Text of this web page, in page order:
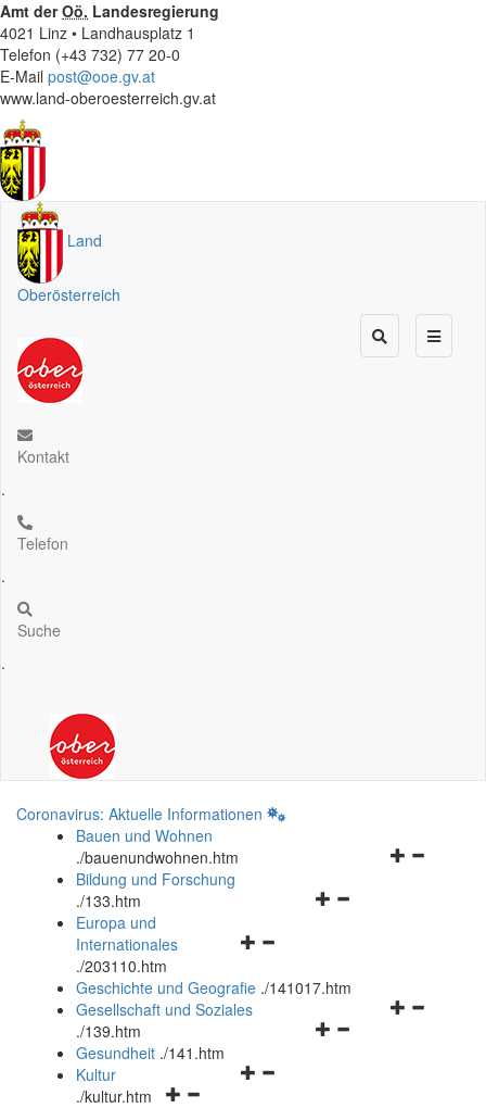
Amt derOö. Landesregierung
4021 Linz • Landhausplatz 1
Telefon (+43 732) 77 20-0
E-Mail post@ooe.gv.at
www.land-oberoesterreich.gv.at
Land
Oberösterreich
Kontakt
.
Telefon
.
Suche
.
Coronavirus: Aktuelle Informationen
Bauen und Wohnen
./bauenundwohnen.htm
Navigationsmenü
Bildung und Forschung
./133.htm
Navigationsmenü
und
schließen
Europa und
Internationales
./203110.htm
Geschichte und Geografie ./141017.htm
Navigationsmenü
Gesellschaft und Soziales
./139.htm
Navigationsmenü
Gesundheit ./141.htm
Navigationsmenü
Kultur
./kultur.htm